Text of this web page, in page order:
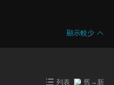
顯示較少
列表 舊→新